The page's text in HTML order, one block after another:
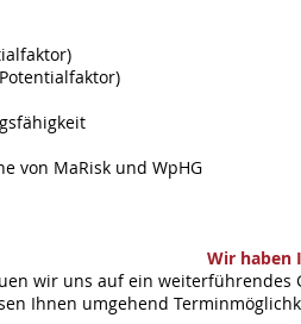
von MaRisk und WpHG
Wir haben
wir uns auf ein weiterführendes
Ihnen umgehend